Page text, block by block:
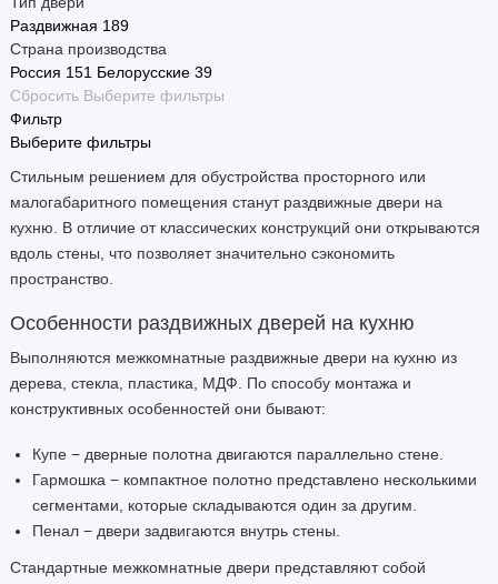
Раздвижная 189
Страна производства
Россия 151 Белорусские 39
Сбросить Выберите фильтры
Фильтр
Выберите фильтры
Стильным решением для обустройства просторного или
малогабаритного помещения станут раздвижные двери на
кухню. В отличие от классических конструкций они открываются
вдоль стены, что позволяет значительно сэкономить
пространство.
Особенности раздвижных дверей на кухню
Выполняются межкомнатные раздвижные двери на кухню из
дерева, стекла, пластика, МДФ. По способу монтажа и
конструктивных особенностей они бывают:
Купе − дверные полотна двигаются параллельно стене.
Гармошка − компактное полотно представлено несколькими
сегментами, которые складываются один за другим.
Пенал − двери задвигаются внутрь стены.
Стандартные межкомнатные двери представляют собой